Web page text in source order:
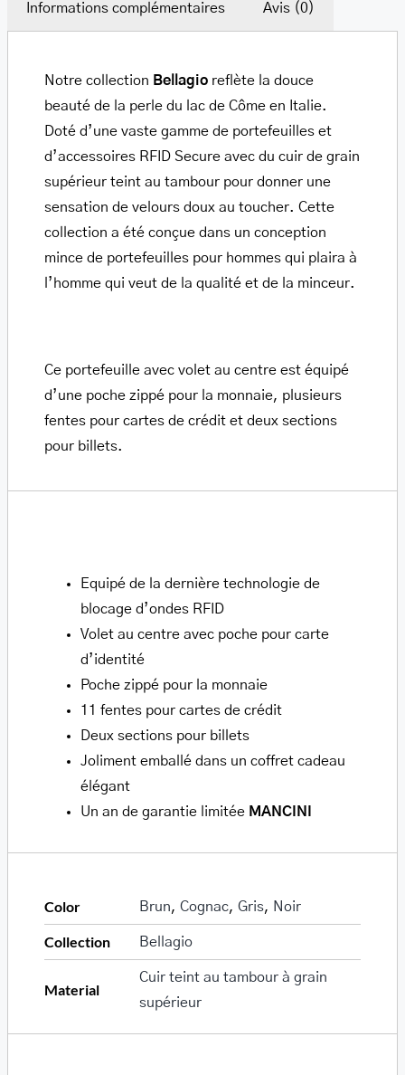
Informations complémentaires Avis (0)
Notre collection Bellagioreflète la douce
beauté de la perle du lac de Côme en Italie.
Doté d’une vaste gamme de portefeuilles et
d’accessoires RFID Secure avec du cuir de grain
supérieur teint au tambour pour donner une
sensation de velours doux au toucher. Cette
collection a été conçue dans un conception
mince de portefeuilles pour hommes qui plaira à
l’homme qui veut de la qualité et de la minceur.
Ce portefeuille avec volet au centre est équipé
d’une poche zippé pour la monnaie, plusieurs
fentes pour cartes de crédit et deux sections
pour billets.
Equipé de la dernière technologie de
blocage d’ondes RFID
Volet au centre avec poche pour carte
d’identité
Poche zippé pour la monnaie
11 fentes pour cartes de crédit
Deux sections pour billets
Joliment emballé dans un coffret cadeau
élégant
Un an de garantie limitée MANCINI
Color Brun, Cognac, Gris, Noir
Collection Bellagio
Material
Cuir teint au tambour à grain
supérieur